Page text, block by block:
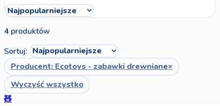
4 produktów
Sortuj:
Producent: Ecotoys - zabawki drewniane×
Wyczyść wszystko
🧸